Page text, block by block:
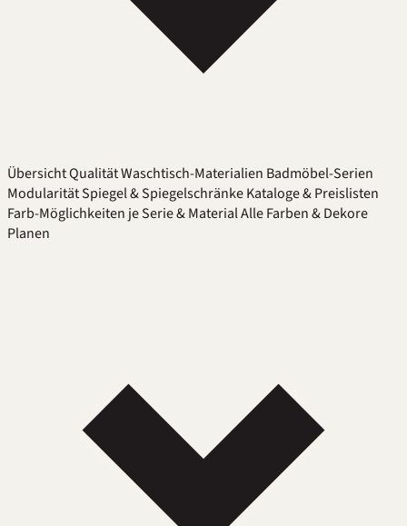
ÜbersichtQualitätWaschtisch-Materialien Badmöbel-Serien
ModularitätSpiegel & SpiegelschränkeKataloge & Preislisten
Farb-Möglichkeiten je Serie & MaterialAlle Farben & Dekore
Planen